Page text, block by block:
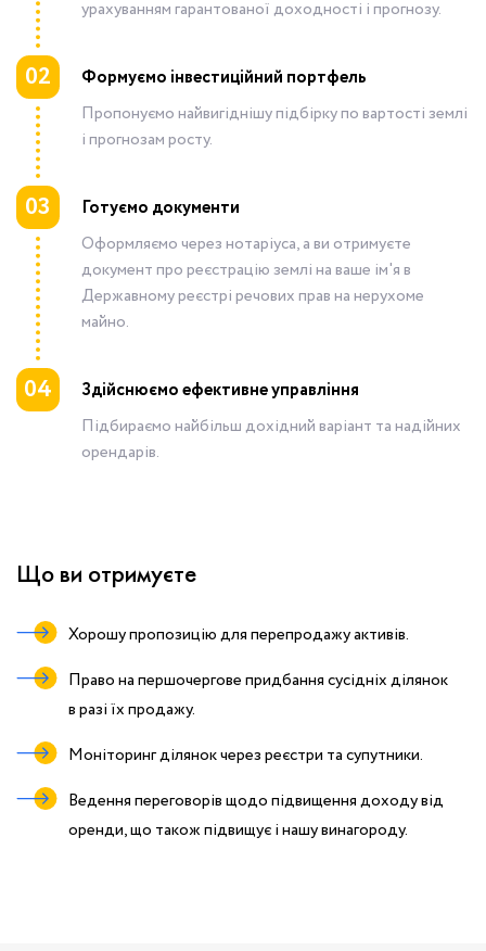
урахуванням гарантованої доходності і прогнозу.
02 Формуємо інвестиційний портфель
Пропонуємо найвигіднішу підбірку по вартості землі
і прогнозам росту.
03 Готуємо документи
Оформляємо через нотаріуса, а ви отримуєте
документ про реєстрацію землі на ваше ім'я в
Державному реєстрі речових прав на нерухоме
майно.
04 Здійснюємо ефективне управління
Підбираємо найбільш дохідний варіант та надійних
орендарів.
Що ви отримуєте
Хорошу пропозицію для перепродажу активів.
Право на першочергове придбання сусідніх ділянок
в разі їх продажу.
Моніторинг ділянок через реєстри та супутники.
Ведення переговорів щодо підвищення доходу від
оренди, що також підвищує і нашу винагороду.